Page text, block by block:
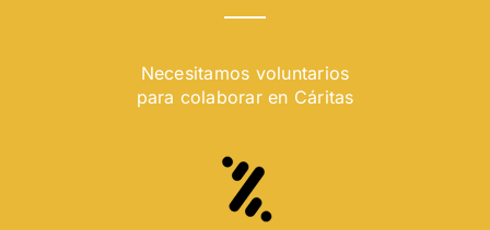
Necesitamos voluntarios
para colaborar en Cáritas